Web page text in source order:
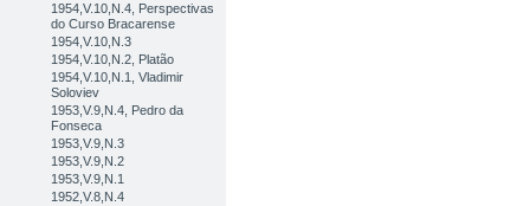
1954,V.10,N.4, Perspectivas
do Curso Bracarense
1954,V.10,N.3
1954,V.10,N.2, Platão
1954,V.10,N.1, Vladimir
Soloviev
1953,V.9,N.4, Pedro da
Fonseca
1953,V.9,N.3
1953,V.9,N.2
1953,V.9,N.1
1952,V.8,N.4